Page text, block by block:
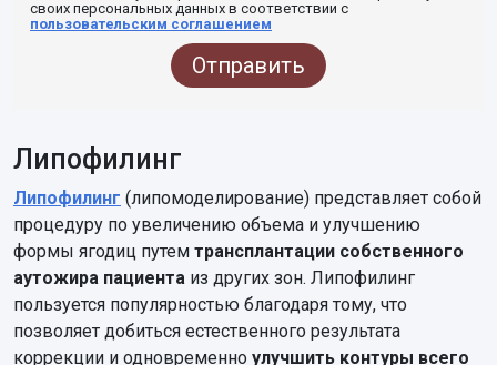
своих персональных данных в соответствии с
пользовательским соглашением
Отправить
Липофилинг
Липофилинг (липомоделирование) представляет собой
процедуру по увеличению объема и улучшению
формы ягодиц путем трансплантации собственного
аутожира пациента из других зон. Липофилинг
пользуется популярностью благодаря тому, что
позволяет добиться естественного результата
коррекции и одновременно улучшить контуры всего